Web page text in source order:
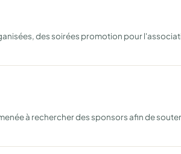
des soirées promotion pour
à rechercher des sponsors afin de